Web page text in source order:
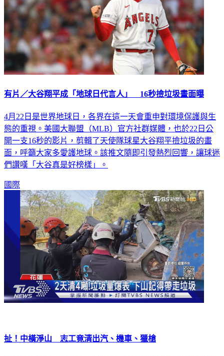
有片／大谷翔平成「地球日代言人」 16秒撿垃圾畫面曝
4月22日是世界地球日，各界在這一天會重申對環境保護與生
態的重視。美國大聯盟（MLB）官方社群媒體，也於22日公
開一支16秒的影片，剪輯了天使隊球星大谷翔平撿垃圾的畫
面，呼籲大家多愛護地球。該推文隨即引發熱烈回響，讓球迷
們讚嘆「大谷真是好榜樣」。
國際
扯！中橫淨山 志工竟清出汽、機車、獵槍